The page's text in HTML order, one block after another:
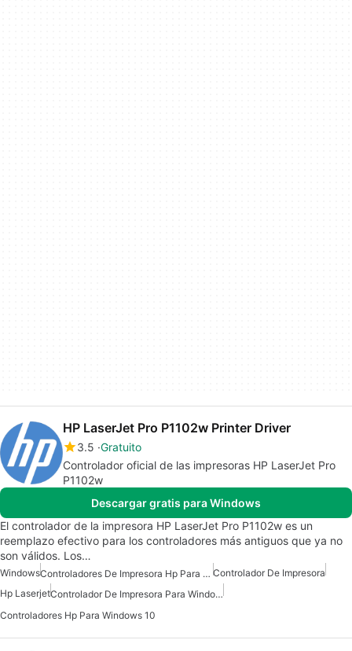
HP LaserJet Pro P1102w Printer Driver
3.5 Gratuito
Controlador oficial de las impresoras HP LaserJet Pro
P1102w
Descargar gratis para Windows
El controlador de la impresora HP LaserJet Pro P1102w es un
reemplazo efectivo para los controladores más antiguos que ya no
son válidos. Los…
Windows Controladores De Impresora Hp Para Windows Controlador De Impresora
Hp Laserjet
Controlador De Impresora Para Windows 10
Controladores Hp Para Windows 10